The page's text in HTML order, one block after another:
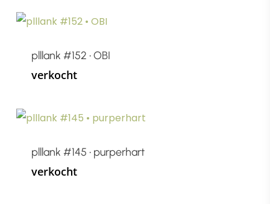
plllank #152 • OBI
verkocht
plllank #145 • purperhart
verkocht